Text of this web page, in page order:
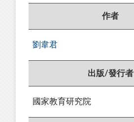
作者
劉韋君
出版/發行者
國家教育研究院